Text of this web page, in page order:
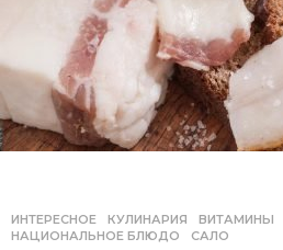
ИНТЕРЕСНОЕ ,КУЛИНАРИЯ ВИТАМИНЫ
НАЦИОНАЛЬНОЕ БЛЮДО
,САЛО